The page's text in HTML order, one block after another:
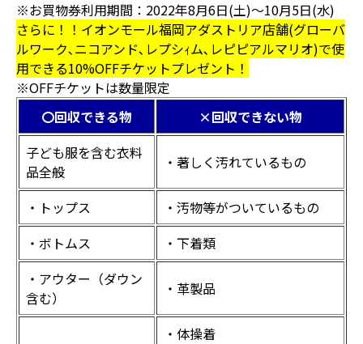
※お買物券利用期間：2022年8月6日(土)～10月5日(水)
さらに！！イオンモール福岡アダストリア店舗(グローバ
ルワーク､ニコアンド､レプシｨム､レピピアルマリオ)で使
用できる10%OFFチケットプレゼント！
※OFFチケットは数量限定
〇回収できる物
×回収できない物
子ども服を含む衣料
品全般
・著しく汚れているもの
・トップス
・汚物等がついているもの
・ボトムス
・下着類
・アウター（ダウン
含む）
・革製品
・体操着